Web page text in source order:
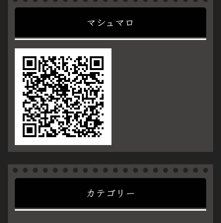
マシュマロ
カテゴリー